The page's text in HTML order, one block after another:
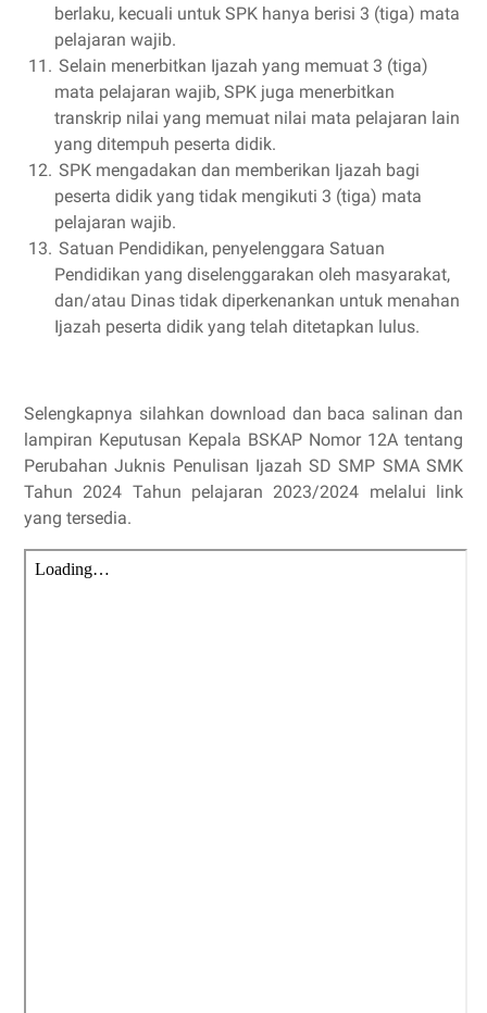
berlaku, kecuali untuk SPK hanya berisi 3 (tiga) mata
pelajaran wajib.
11. Selain menerbitkan Ijazah yang memuat 3 (tiga)
mata pelajaran wajib, SPK juga menerbitkan
transkrip nilai yang memuat nilai mata pelajaran lain
yang ditempuh peserta didik.
12. SPK mengadakan dan memberikan Ijazah bagi
peserta didik yang tidak mengikuti 3 (tiga) mata
pelajaran wajib.
13. Satuan Pendidikan, penyelenggara Satuan
Pendidikan yang diselenggarakan oleh masyarakat,
dan/atau Dinas tidak diperkenankan untuk menahan
Ijazah peserta didik yang telah ditetapkan lulus.
Selengkapnya silahkan download dan baca salinan dan
lampiran Keputusan Kepala BSKAP Nomor 12A tentang
Perubahan Juknis Penulisan Ijazah SD SMP SMA SMK
Tahun 2024 Tahun pelajaran 2023/2024 melalui link
yang tersedia.